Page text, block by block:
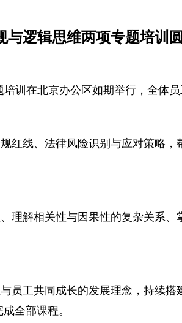
与逻辑思维两项专题培训
训在北京办公区如期举行，全体
红线、法律风险识别与应对策略
理解相关性与因果性的复杂关系
员工共同成长的发展理念，持续
全部课程。